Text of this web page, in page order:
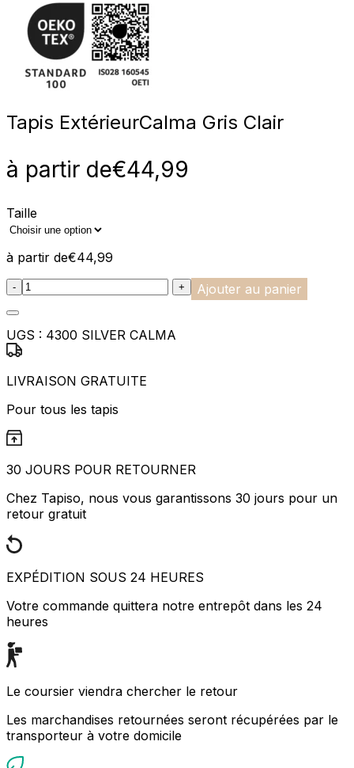
Tapis ExtérieurCalma Gris Clair
à partir de€44,99
Taille
à partir de€44,99
:product_name quantity
- + Ajouter au panier
UGS : 4300 SILVER CALMA
LIVRAISON GRATUITE
Pour tous les tapis
30 JOURS POUR RETOURNER
Chez Tapiso, nous vous garantissons 30 jours pour un
retour gratuit
EXPÉDITION SOUS 24 HEURES
Votre commande quittera notre entrepôt dans les 24
heures
Le coursier viendra chercher le retour
Les marchandises retournées seront récupérées par le
transporteur à votre domicile